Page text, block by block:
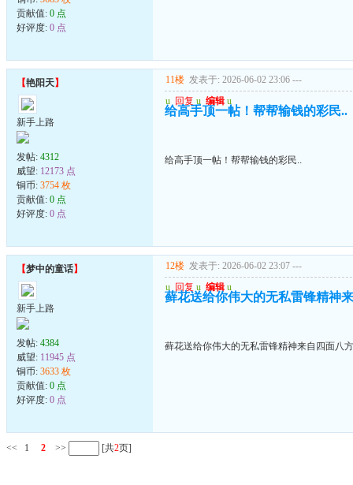
贡献值: 0 点
好评度: 0 点
【艳阳天】
新手上路
发帖: 4312
威望: 12173 点
铜币: 3754 枚
贡献值: 0 点
好评度: 0 点
11楼 发表于: 2026-06-02 23:06 ---
u 回复 u 编辑 u
给高手顶一帖！帮帮输钱的彩民..
给高手顶一帖！帮帮输钱的彩民..
【梦中的童话】
新手上路
发帖: 4384
威望: 11945 点
铜币: 3633 枚
贡献值: 0 点
好评度: 0 点
12楼 发表于: 2026-06-02 23:07 ---
u 回复 u 编辑 u
藓花送给你伟大的无私雷锋精神
藓花送给你伟大的无私雷锋精神来自四面八
<< 1 2 >> [共2页]